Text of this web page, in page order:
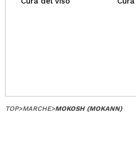
TOP>MARCHE>MOKOSH (MOKANN)